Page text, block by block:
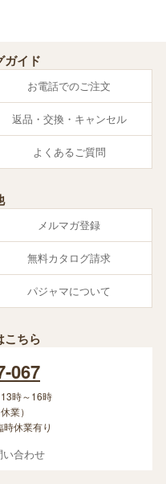
ガイド
お電話でのご注文
返品・交換・キャンセル
よくあるご質問
メルマガ登録
無料カタログ請求
パジャマについて
こちら
067
時～16時
業）
休業有り
い合わせ